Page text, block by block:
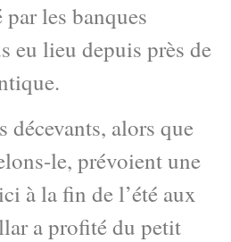
les banques
eu lieu depuis près de
décevants, alors que
le, prévoient une
à la fin de l’été aux
a profité du petit